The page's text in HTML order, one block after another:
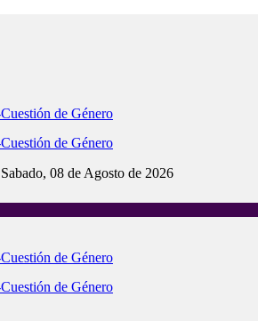
Sabado, 08 de Agosto de 2026